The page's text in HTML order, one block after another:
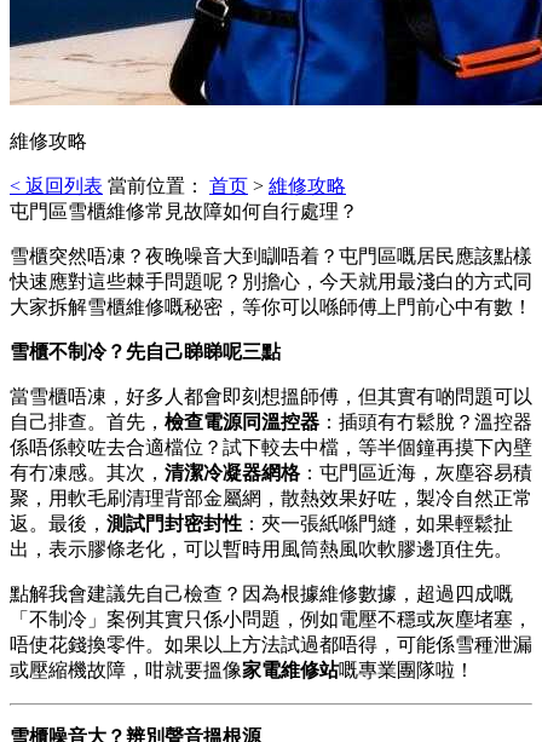
維修攻略
< 返回列表 當前位置： 首页 > 維修攻略
屯門區雪櫃維修常見故障如何自行處理？
雪櫃突然唔凍？夜晚噪音大到瞓唔着？屯門區嘅居民應該點樣
快速應對這些棘手問題呢？別擔心，今天就用最淺白的方式同
大家拆解雪櫃維修嘅秘密，等你可以喺師傅上門前心中有數！
雪櫃不制冷？先自己睇睇呢三點
當雪櫃唔凍，好多人都會即刻想搵師傅，但其實有啲問題可以
自己排查。首先， 檢查電源同溫控器 ：插頭有冇鬆脫？溫控器
係唔係較咗去合適檔位？試下較去中檔，等半個鐘再摸下內壁
有冇凍感。其次， 清潔冷凝器網格：屯門區近海，灰塵容易積
聚，用軟毛刷清理背部金屬網，散熱效果好咗，製冷自然正常
返。最後， 測試門封密封性 ：夾一張紙喺門縫，如果輕鬆扯
出，表示膠條老化，可以暫時用風筒熱風吹軟膠邊頂住先。
點解我會建議先自己檢查？因為根據維修數據，超過四成嘅
「不制冷」案例其實只係小問題，例如電壓不穩或灰塵堵塞，
唔使花錢換零件。如果以上方法試過都唔得，可能係雪種泄漏
或壓縮機故障，咁就要搵像家電維修站嘅專業團隊啦！
雪櫃噪音大？辨別聲音搵根源